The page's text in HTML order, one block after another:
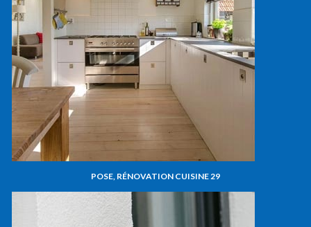
POSE, RÉNOVATION CUISINE 29